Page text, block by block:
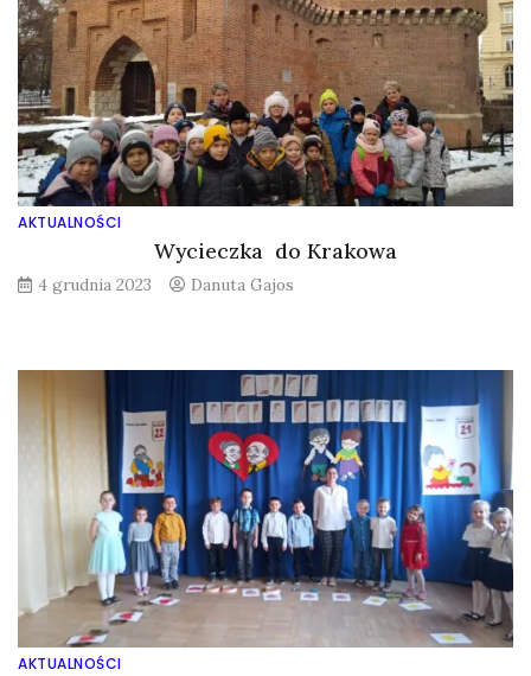
AKTUALNOŚCI
Wycieczka do Krakowa
4 grudnia 2023 Danuta Gajos
AKTUALNOŚCI